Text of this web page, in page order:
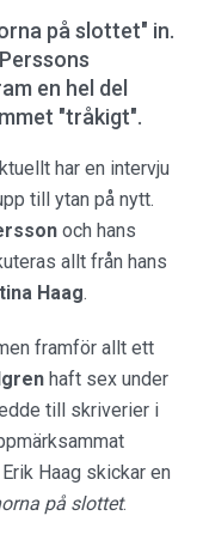
på slottet" in.
en hel del
"tråkigt".
har en intervju
till ytan på nytt.
och hans
allt från hans
Haag.
framför allt ett
haft sex under
till skriverier i
Haag skickar en
på slottet.